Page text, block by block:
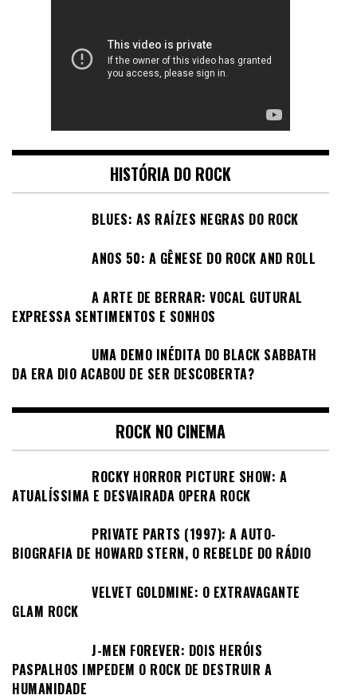
HISTÓRIA DO ROCK
BLUES: AS RAÍZES NEGRAS DO ROCK
ANOS 50: A GÊNESE DO ROCK AND ROLL
A ARTE DE BERRAR: VOCAL GUTURAL
EXPRESSA SENTIMENTOS E SONHOS
UMA DEMO INÉDITA DO BLACK SABBATH
DA ERA DIO ACABOU DE SER DESCOBERTA?
ROCK NO CINEMA
ROCKY HORROR PICTURE SHOW: A
ATUALÍSSIMA E DESVAIRADA OPERA ROCK
PRIVATE PARTS (1997): A AUTO-
BIOGRAFIA DE HOWARD STERN, O REBELDE DO RÁDIO
VELVET GOLDMINE: O EXTRAVAGANTE
GLAM ROCK
J-MEN FOREVER: DOIS HERÓIS
PASPALHOS IMPEDEM O ROCK DE DESTRUIR A
HUMANIDADE